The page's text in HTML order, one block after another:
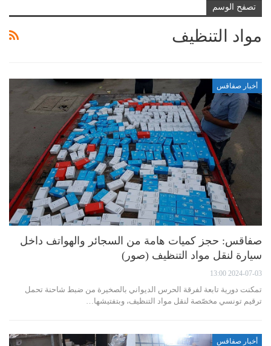
تصفح الوسم
مواد التنظيف
أخبار صفاقس
صفاقس: حجز كميات هامة من السجائر والهواتف داخل
سيارة لنقل مواد التنظيف (صور)
2024-07-03 13:00
تمكنت دورية تابعة لفرقة الحرس الديواني بالصخيرة من ضبط شاحنة تحمل
ترقيم تونسي مخصّصة لنقل مواد التنظيف، وبتفتيشها…
أخبار صفاقس